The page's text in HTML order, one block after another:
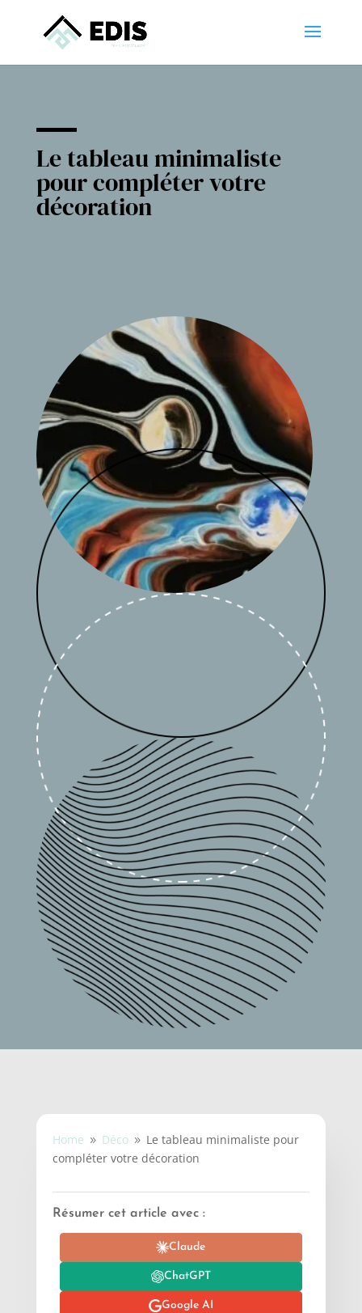
Le tableau minimaliste
pour compléter votre
décoration
Home 9 Déco 9 Le tableau minimaliste pour
compléter votre décoration
Résumer cet article avec :
Claude
ChatGPT
Google AI